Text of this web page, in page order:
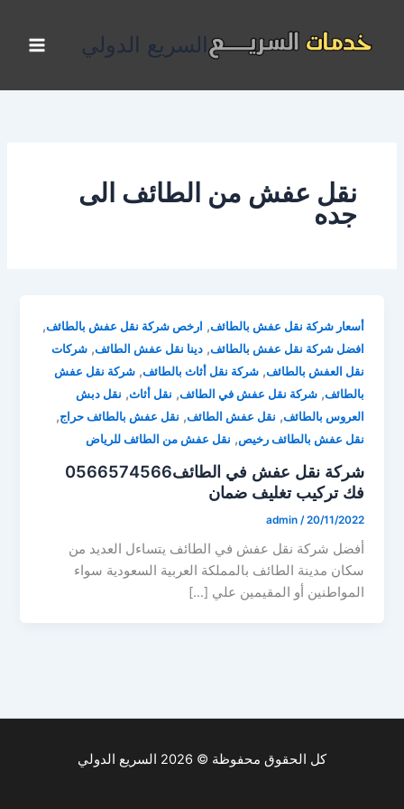
المحتوى
السريع الدولي
نقل عفش من الطائف الى
جده
أسعار شركة نقل عفش بالطائف, ارخص شركة نقل عفش بالطائف,
افضل شركة نقل عفش بالطائف,دينا نقل عفش الطائف,شركات
نقل العفش بالطائف,شركة نقل أثاث بالطائف,شركة نقل عفش
بالطائف,شركة نقل عفش في الطائف, نقل أثاث, نقل دبش
العروس بالطائف, نقل عفش الطائف, نقل عفش بالطائف حراج,
نقل عفش بالطائف رخيص, نقل عفش من الطائف للرياض
شركة نقل عفش في الطائف0566574566
فك تركيب تغليف ضمان
admin /20/11/2022
أفضل شركة نقل عفش في الطائف يتساءل العديد من
سكان مدينة الطائف بالمملكة العربية السعودية سواء
المواطنين أو المقيمين علي […]
كل الحقوق محفوظة © 2026 السريع الدولي